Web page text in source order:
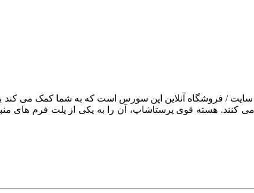
کنند. هسته قوی پرستاشاپ، آن را به یکی از پلت فرم های